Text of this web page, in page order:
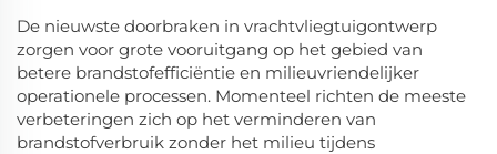
De nieuwste doorbraken in vrachtvliegtuigontwerp
zorgen voor grote vooruitgang op het gebied van
betere brandstofefficiëntie en milieuvriendelijker
operationele processen. Momenteel richten de meeste
verbeteringen zich op het verminderen van
brandstofverbruik zonder het milieu tijdens